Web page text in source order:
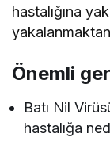
hastalığına
Önemli
Batı Nil
hastalığa